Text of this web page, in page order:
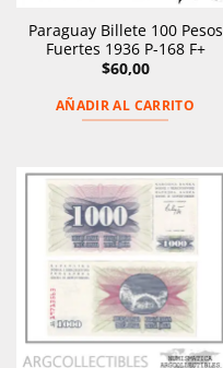
Paraguay Billete 100 Pesos
Fuertes 1936 P-168 F+
$60,00
AÑADIR AL CARRITO